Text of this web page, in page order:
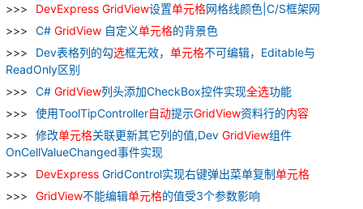
DevExpress GridView设置单元格网格线颜色|C/S框架网
C# GridView 自定义单元格的背景色
Dev表格列的勾选框无效， 单元格不可编辑，Editable与
ReadOnly区别
C# GridView列头添加CheckBox控件实现全选功能
使用ToolTipController自动提示GridView资料行的内容
修改单元格关联更新其它列的值,Dev GridView组件
OnCellValueChanged事件实现
DevExpress GridControl实现右键弹出菜单复制单元格
GridView不能编辑单元格的值受3个参数影响